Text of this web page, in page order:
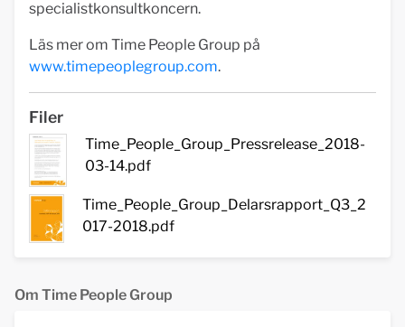
specialistkonsultkoncern.
Läs mer om Time People Group på
www.timepeoplegroup.com.
Filer
Time_People_Group_Pressrelease_2018-
03-14.pdf
Time_People_Group_Delarsrapport_Q3_2
017-2018.pdf
Om Time People Group